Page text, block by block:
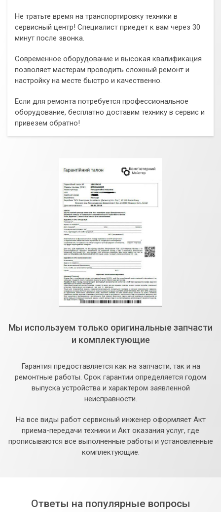
Не тратьте время на транспортировку техники в
сервисный центр! Специалист приедет к вам через 30
минут после звонка.
Современное оборудование и высокая квалификация
позволяет мастерам проводить сложный ремонт и
настройку на месте быстро и качественно.
Если для ремонта потребуется профессиональное
оборудование, бесплатно доставим технику в сервис и
привезем обратно!
Мы используем только оригинальные запчасти
и комплектующие
Гарантия предоставляется как на запчасти, так и на
ремонтные работы. Срок гарантии определяется годом
выпуска устройства и характером заявленной
неисправности.
На все виды работ сервисный инженер оформляет Акт
приема-передачи техники и Акт оказания услуг, где
прописываются все выполненные работы и установленные
комплектующие.
Ответы на популярные вопросы